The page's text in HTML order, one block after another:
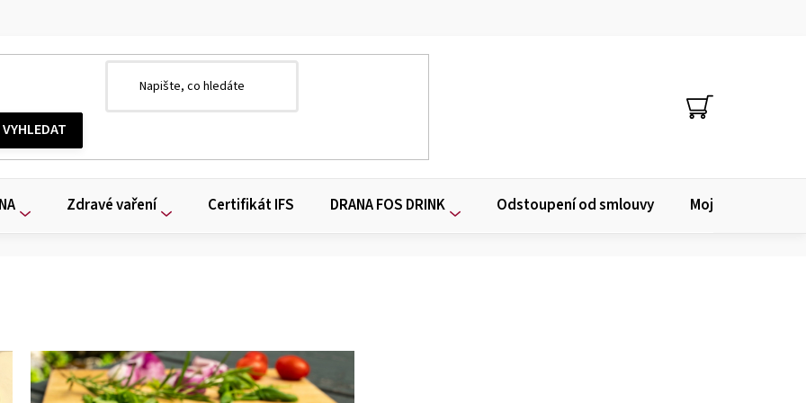
NÁKUPNÍ
KOŠÍK
Zdravé vaření Certifikát IFS DRANA FOS DRINK Odstoupení od smlouvy Moje objednávka